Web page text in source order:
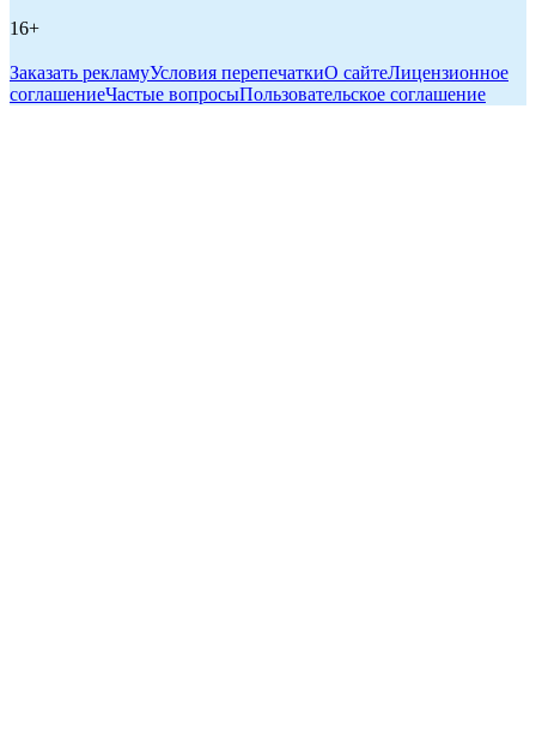
16+
Заказать рекламуУсловия перепечаткиО сайтеЛицензионное
соглашениеЧастые вопросыПользовательское соглашение